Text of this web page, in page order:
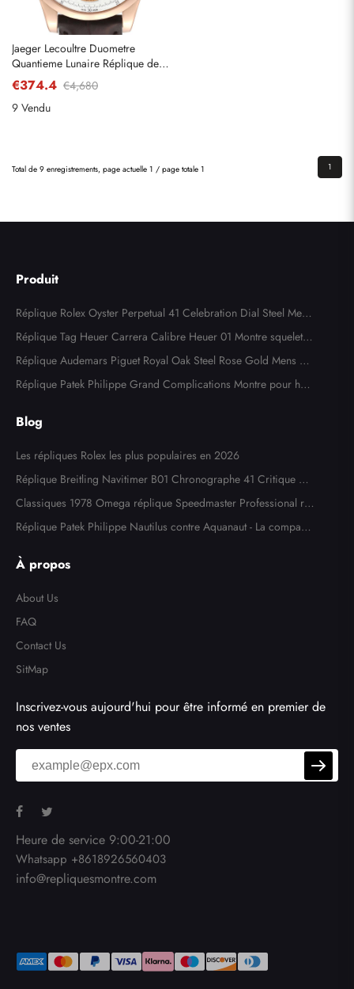
Jaeger Lecoultre Duometre
Quantieme Lunaire Réplique de
montre en or rose Q6042521
€374.4 €4,680
9 Vendu
Total de 9 enregistrements, page actuelle 1 / page totale 1 1
Produit
Réplique Rolex Oyster Perpetual 41 Celebration Dial Steel Mens
Watch 124300
Réplique Tag Heuer Carrera Calibre Heuer 01 Montre squelette
en acier or rose CAR205A
Réplique Audemars Piguet Royal Oak Steel Rose Gold Mens W
atch 15400SR
Réplique Patek Philippe Grand Complications Montre pour ho
Blog
Les répliques Rolex les plus populaires en 2026
Réplique Breitling Navitimer B01 Chronographe 41 Critique de
la montre
Classiques 1978 Omega réplique Speedmaster Professional ré
f. 145,022
Réplique Patek Philippe Nautilus contre Aquanaut - La comparai
À propos
About Us
FAQ
Contact Us
SitMap
Inscrivez-vous aujourd'hui pour être informé en premier de
nos ventes
Heure de service 9:00-21:00
Whatsapp +8618926560403
info@repliquesmontre.com